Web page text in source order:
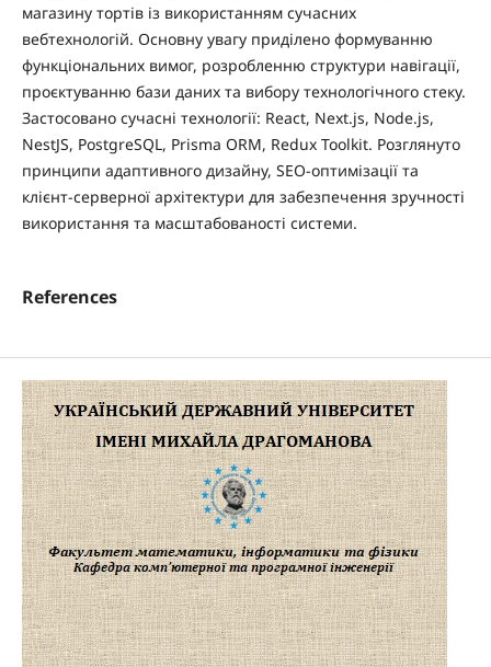
магазину тортів із використанням сучасних
вебтехнологій. Основну увагу приділено формуванню
функціональних вимог, розробленню структури навігації,
проєктуванню бази даних та вибору технологічного стеку.
Застосовано сучасні технології: React, Next.js, Node.js,
NestJS, PostgreSQL, Prisma ORM, Redux Toolkit. Розглянуто
принципи адаптивного дизайну, SEO-оптимізації та
клієнт-серверної архітектури для забезпечення зручності
використання та масштабованості системи.
References